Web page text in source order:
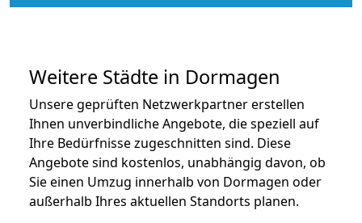
Weitere Städte in Dormagen
Unsere geprüften Netzwerkpartner erstellen
Ihnen unverbindliche Angebote, die speziell auf
Ihre Bedürfnisse zugeschnitten sind. Diese
Angebote sind kostenlos, unabhängig davon, ob
Sie einen Umzug innerhalb von Dormagen oder
außerhalb Ihres aktuellen Standorts planen.